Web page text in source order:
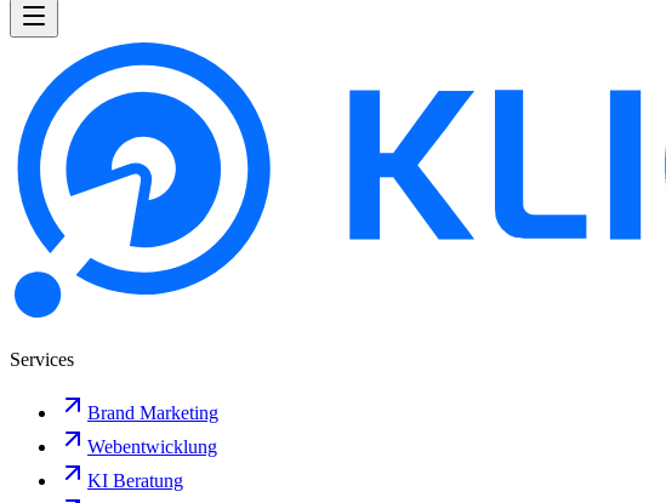
Services
Brand Marketing
Webentwicklung
KI Beratung